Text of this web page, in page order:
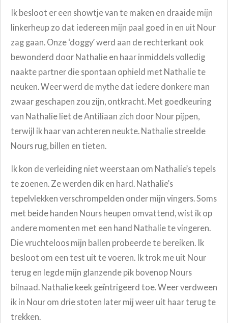
Ik besloot er een showtje van te maken en draaide mijn
linkerheup zo dat iedereen mijn paal goed in en uit Nour
zag gaan. Onze ‘doggy’ werd aan de rechterkant ook
bewonderd door Nathalie en haar inmiddels volledig
naakte partner die spontaan ophield met Nathalie te
neuken. Weer werd de mythe dat iedere donkere man
zwaar geschapen zou zijn, ontkracht. Met goedkeuring
van Nathalie liet de Antiliaan zich door Nour pijpen,
terwijl ik haar van achteren neukte. Nathalie streelde
Nours rug, billen en tieten.
Ik kon de verleiding niet weerstaan om Nathalie’s tepels
te zoenen. Ze werden dik en hard. Nathalie’s
tepelvlekken verschrompelden onder mijn vingers. Soms
met beide handen Nours heupen omvattend, wist ik op
andere momenten met een hand Nathalie te vingeren.
Die vruchteloos mijn ballen probeerde te bereiken. Ik
besloot om een test uit te voeren. Ik trok me uit Nour
terug en legde mijn glanzende pik bovenop Nours
bilnaad. Nathalie keek geïntrigeerd toe. Weer verdween
ik in Nour om drie stoten later mij weer uit haar terug te
trekken.